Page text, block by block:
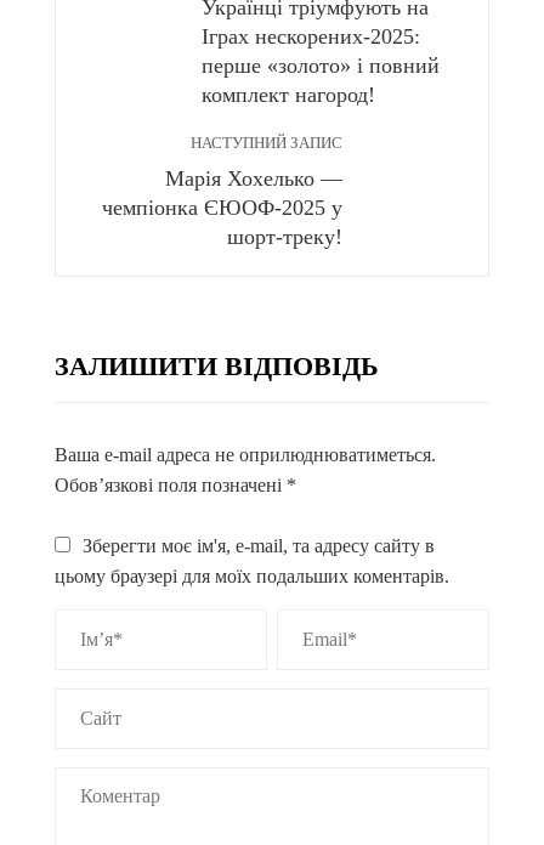
Українці тріумфують на
Іграх нескорених-2025:
перше «золото» і повний
комплект нагород!
НАСТУПНИЙ ЗАПИС
Марія Хохелько —
чемпіонка ЄЮОФ-2025 у
шорт-треку!
ЗАЛИШИТИ ВІДПОВІДЬ
Ваша e-mail адреса не оприлюднюватиметься.
Обов’язкові поля позначені *
Зберегти моє ім'я, e-mail, та адресу сайту в
цьому браузері для моїх подальших коментарів.